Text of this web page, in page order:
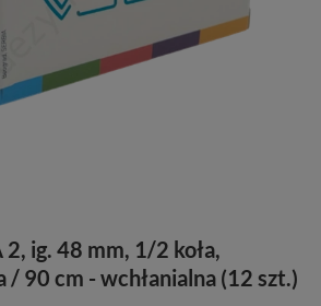
2, ig. 48 mm, 1/2 koła,
90 cm - wchłanialna (12 szt.)